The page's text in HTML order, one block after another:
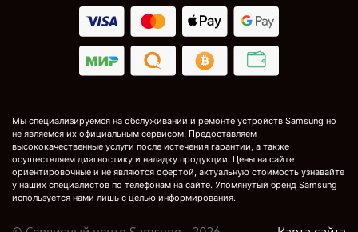
Мы специализируемся на обслуживании и ремонте устройств Samsung но
не являемся их официальным сервисом. Предоставляем
высококачественные услуги после истечения гарантии, а также
осуществляем диагностику и наладку продукции. Цены на сайте
ориентировочные и не являются офертой, актуальную стоимость узнавайте
у наших специалистов по телефонам на сайте. Упомянутый бренд Samsung
используется нами лишь с целью информирования.